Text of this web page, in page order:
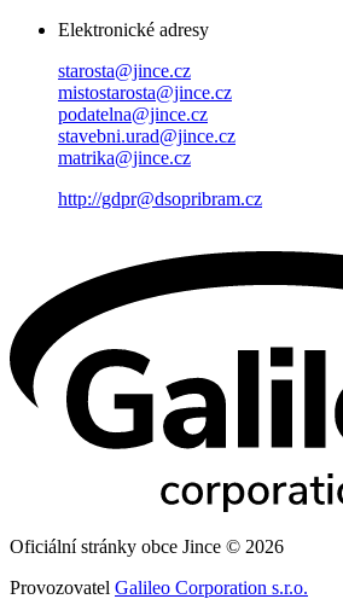
Elektronické adresy
starosta@jince.cz
mistostarosta@jince.cz
podatelna@jince.cz
stavebni.urad@jince.cz
matrika@jince.cz
http://gdpr@dsopribram.cz
Oficiální stránky obce Jince © 2026
Provozovatel Galileo Corporation s.r.o.